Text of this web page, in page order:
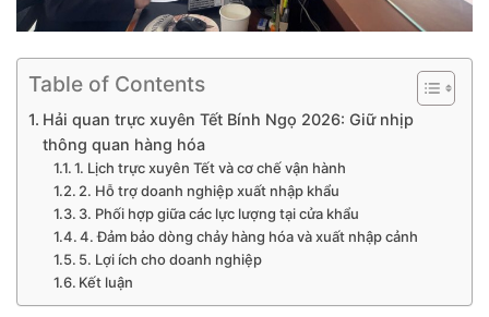
Table of Contents
Hải quan trực xuyên Tết Bính Ngọ 2026: Giữ nhịp
thông quan hàng hóa
1. Lịch trực xuyên Tết và cơ chế vận hành
2. Hỗ trợ doanh nghiệp xuất nhập khẩu
3. Phối hợp giữa các lực lượng tại cửa khẩu
4. Đảm bảo dòng chảy hàng hóa và xuất nhập cảnh
5. Lợi ích cho doanh nghiệp
Kết luận